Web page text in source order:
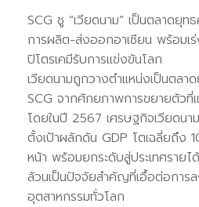
SCG ชู “เวียดนาม” เป็นตลาดยุ
การผลิต-ส่งออกอาเซียน พร้อมเ
ปิโตรเคมีรับการแข่งขันโลก
เวียดนามถูกวางตำแหน่งเป็นตลา
SCG จากศักยภาพการขยายตัวที่
โดยในปี 2567 เศรษฐกิจเวียดนา
ตั้งเป้าผลักดัน GDP โตเฉลี่ยถึง
หน้า พร้อมยกระดับสู่ประเทศราย
ล้วนเป็นปัจจัยสำคัญที่เอื้อต่อการ
อุตสาหกรรมทั่วโลก